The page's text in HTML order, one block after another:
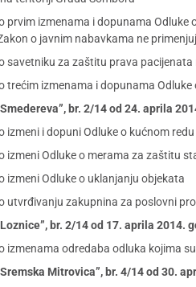
prvim izmenama i dopunama
o javnim nabavkama ne
savetniku za zaštitu prava
trećim izmenama i dopunama Odluke
br. 2/14 od 24. aprila
izmeni i dopuni Odluke o kućnom
izmeni Odluke o merama za zaštitu
izmeni Odluke o uklanjanju objekata
utvrđivanju zakupnina za poslovni
br. 2/14 od 17. aprila 2014.
izmenama odredaba odluka kojima
Mitrovica”, br. 4/14 od 30.